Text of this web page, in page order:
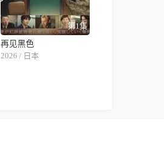
第1集
再见黑色
2026 / 日本